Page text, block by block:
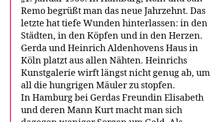
Remo begrüßt man das neue Jahrzehnt. Das
letzte hat tiefe Wunden hinterlassen: in den
Städten, in den Köpfen und in den Herzen.
Gerda und Heinrich Aldenhovens Haus in
Köln platzt aus allen Nähten. Heinrichs
Kunstgalerie wirft längst nicht genug ab, um
all die hungrigen Mäuler zu stopfen.
In Hamburg bei Gerdas Freundin Elisabeth
und deren Mann Kurt macht man sich